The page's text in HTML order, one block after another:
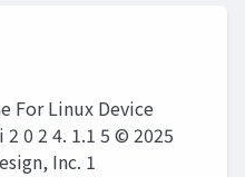
For Linux Device
2 0 2 4. 1.1 5 © 2025
Inc. 1